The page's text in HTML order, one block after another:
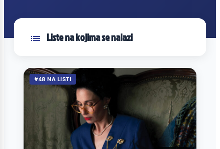
Liste na kojima se nalazi
#48 NA LISTI